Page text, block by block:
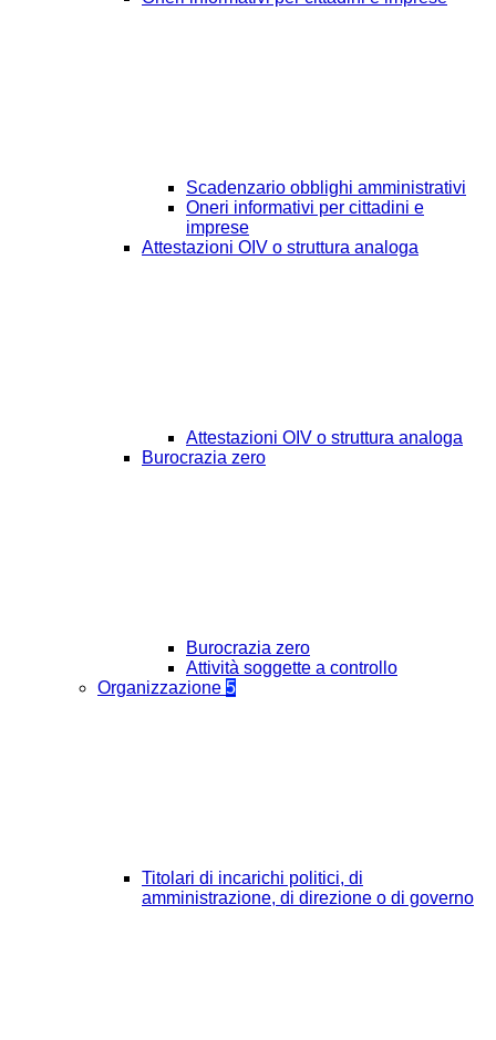
Scadenzario obblighi amministrativi
Oneri informativi per cittadini e
imprese
Attestazioni OIV o struttura analoga
Attestazioni OIV o struttura analoga
Burocrazia zero
Burocrazia zero
Attività soggette a controllo
Organizzazione 5
Titolari di incarichi politici, di
amministrazione, di direzione o di governo